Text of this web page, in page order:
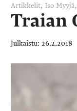
Artikkelit, Iso Myyjä,
Traian
26.2.2018